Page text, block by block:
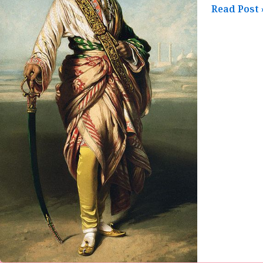
Read Post